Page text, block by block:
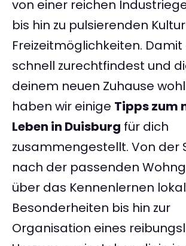
von einer reichen
bis hin zu pulsierenden
Freizeitmöglichkeiten. Damit
schnell zurechtfindest und
deinem neuen Zuhause
haben wir einige Tipps zum
Leben in Duisburg für dich
zusammengestellt. Von der
nach der passenden
über das Kennenlernen
Besonderheiten bis hin zur
Organisation eines